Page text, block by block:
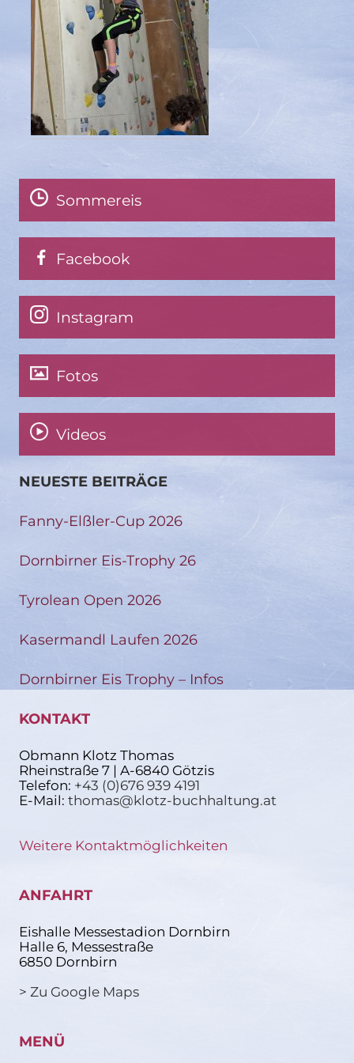
Sommereis
Facebook
Instagram
Fotos
Videos
NEUESTE BEITRÄGE
Fanny-Elßler-Cup 2026
Dornbirner Eis-Trophy 26
Tyrolean Open 2026
Kasermandl Laufen 2026
Dornbirner Eis Trophy – Infos
KONTAKT
Obmann Klotz Thomas
Rheinstraße 7 | A-6840 Götzis
Telefon: +43 (0)676 939 4191
E-Mail: thomas@klotz-buchhaltung.at
Weitere Kontaktmöglichkeiten
ANFAHRT
Eishalle Messestadion Dornbirn
Halle 6, Messestraße
6850 Dornbirn
> Zu Google Maps
MENÜ